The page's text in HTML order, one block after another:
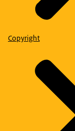
Copyright